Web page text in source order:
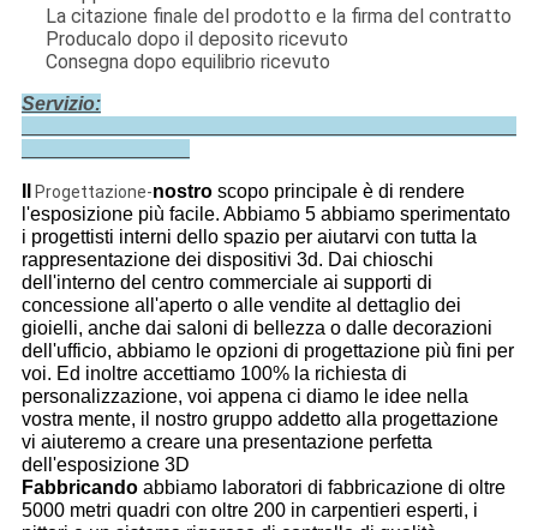
La citazione finale del prodotto e la firma del contratto
Producalo dopo il deposito ricevuto
Consegna dopo equilibrio ricevuto
Servizio:
Progettazione-nostroscopo principale è di rendere
l'esposizione più facile. Abbiamo 5 abbiamo sperimentato
i progettisti interni dello spazio per aiutarvi con tutta la
rappresentazione dei dispositivi 3d. Dai chioschi
dell'interno del centro commerciale ai supporti di
concessione all'aperto o alle vendite al dettaglio dei
gioielli, anche dai saloni di bellezza o dalle decorazioni
dell'ufficio, abbiamo le opzioni di progettazione più fini per
voi. Ed inoltre accettiamo 100% la richiesta di
personalizzazione, voi appena ci diamo le idee nella
vostra mente, il nostro gruppo addetto alla progettazione
vi aiuteremo a creare una presentazione perfetta
dell'esposizione 3D
Fabbricandoabbiamo laboratori di fabbricazione di oltre
5000 metri quadri con oltre 200 in carpentieri esperti, i